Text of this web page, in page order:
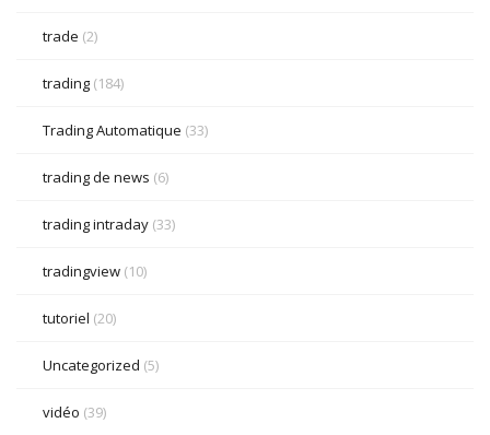
trade (2)
trading (184)
Trading Automatique (33)
trading de news (6)
trading intraday (33)
tradingview (10)
tutoriel (20)
Uncategorized (5)
vidéo (39)